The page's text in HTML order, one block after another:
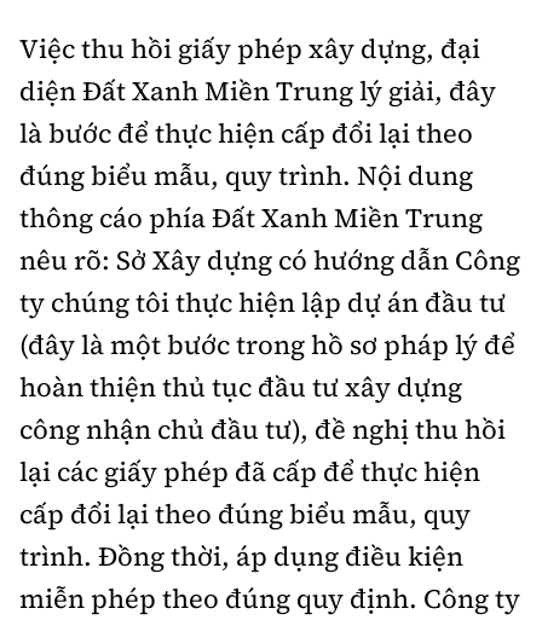
Việc thu hồi giấy phép xây dựng, đại
diện Đất Xanh Miền Trung lý giải, đây
là bước để thực hiện cấp đổi lại theo
đúng biểu mẫu, quy trình. Nội dung
thông cáo phía Đất Xanh Miền Trung
nêu rõ: Sở Xây dựng có hướng dẫn Công
ty chúng tôi thực hiện lập dự án đầu tư
(đây là một bước trong hồ sơ pháp lý để
hoàn thiện thủ tục đầu tư xây dựng
công nhận chủ đầu tư), đề nghị thu hồi
lại các giấy phép đã cấp để thực hiện
cấp đổi lại theo đúng biểu mẫu, quy
trình. Đồng thời, áp dụng điều kiện
miễn phép theo đúng quy định. Công ty